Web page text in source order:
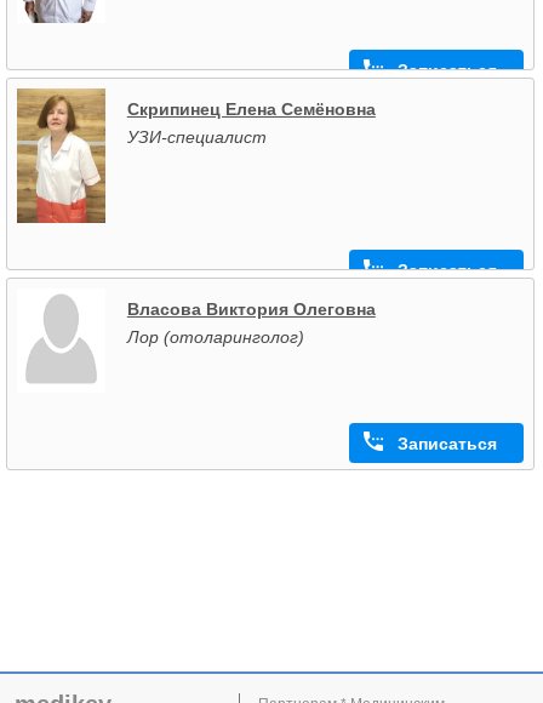
Записаться
Скрипинец Елена Семёновна
УЗИ-специалист
Записаться
Власова Виктория Олеговна
Лор (отоларинголог)
Записаться